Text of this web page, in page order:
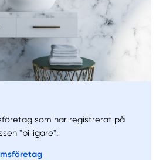
som har registrerat på
"billigare".